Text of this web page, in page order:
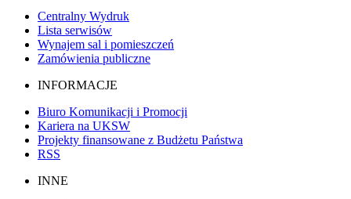
Centralny Wydruk
Lista serwisów
Wynajem sal i pomieszczeń
Zamówienia publiczne
INFORMACJE
Biuro Komunikacji i Promocji
Kariera na UKSW
Projekty finansowane z Budżetu Państwa
RSS
INNE